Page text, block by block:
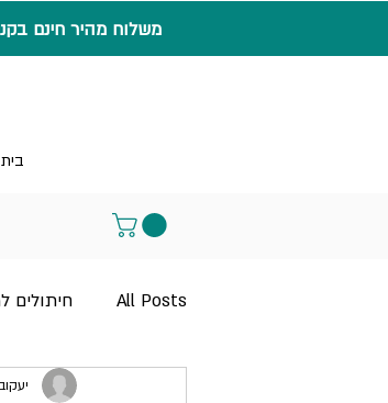
משלוח מהיר חינם בקניה
בית
All Posts חיתולים